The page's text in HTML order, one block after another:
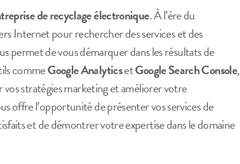
de recyclage électronique. À l’ère du
Internet pour rechercher des services et des
permet de vous démarquer dans les résultats de
commeGoogle AnalyticsetGoogle Search Console,
vos stratégies marketing et améliorer votre
offre l’opportunité de présenter vos services de
et de démontrer votre expertise dans le domaine